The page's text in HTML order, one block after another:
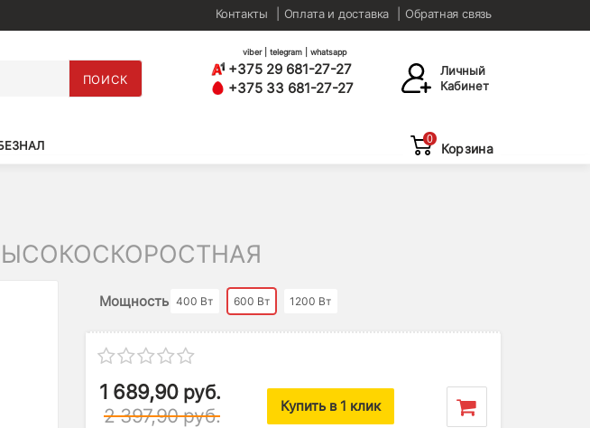
Контакты Оплата и доставка Обратная связь
ПОИСК
viber | telegram | whatsapp
+375 29 681-27-27
+375 33 681-27-27
Личный
Кабинет
0
Корзина
Мощность 400 Вт 600 Вт 1200 Вт
1 689,90 руб.
2 397,90 руб. Купить в 1 клик